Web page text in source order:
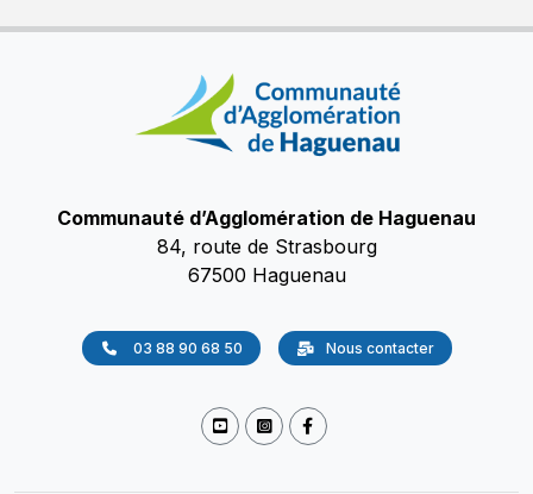
Communauté d’Agglomération de Haguenau
84, route de Strasbourg
67500 Haguenau
03 88 90 68 50 Nous contacter